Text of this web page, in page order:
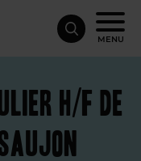
MENU
H/F de